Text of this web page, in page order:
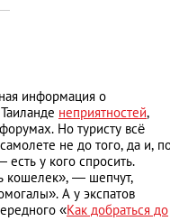
информация о
неприятностей,
Но туристу всё
не до того, да и,
у кого спросить.
кошелек», — шепчут,
А у экспатов
«Как добраться до